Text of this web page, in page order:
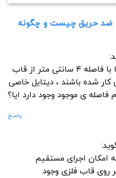
ضد حریق چیست و چگونه
سلام . اگر دیوار ها با فاصله ۴ سانتی متر از قاب
شده باشند ، دیتایل خاصی
فاصله ی موجود وجود دارد ایا؟
پاسخ
امکان اجرای مستقیم
روی قاب فلزی وجود